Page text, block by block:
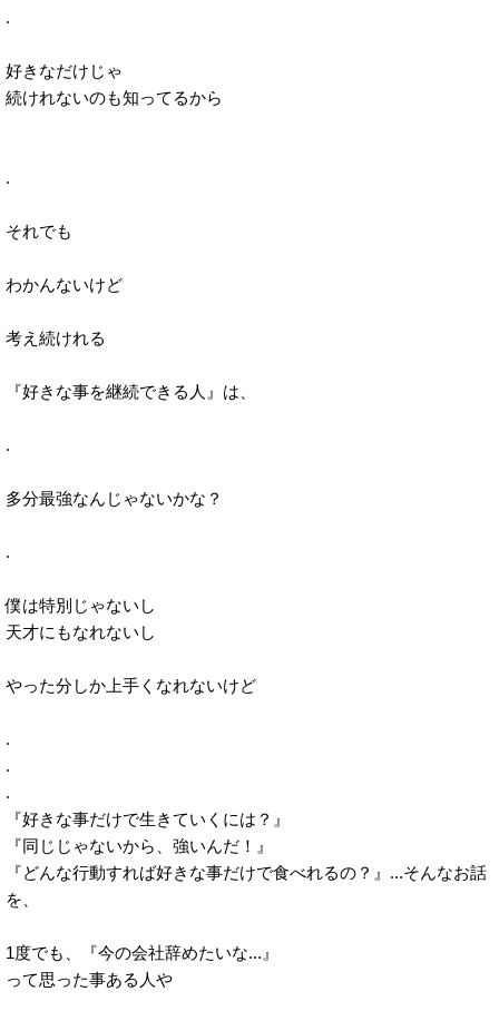
.
好きなだけじゃ
続けれないのも知ってるから
.
それでも
わかんないけど
考え続けれる
『好きな事を継続できる人』は、
.
多分最強なんじゃないかな？
.
僕は特別じゃないし
天才にもなれないし
やった分しか上手くなれないけど
.
.
.
『好きな事だけで生きていくには？』
『同じじゃないから、強いんだ！』
『どんな行動すれば好きな事だけで食べれるの？』...そんなお話
を、
1度でも、『今の会社辞めたいな...』
って思った事ある人や